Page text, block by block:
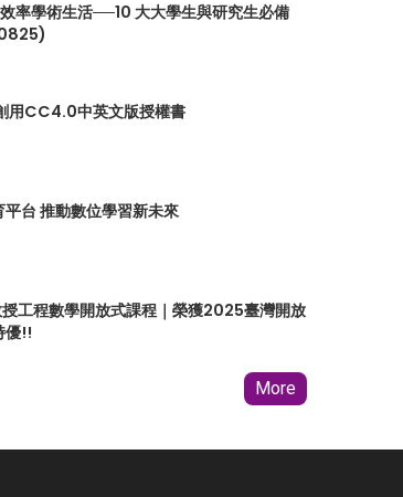
率學術生活──10 大大學生與研究生必備
用CC4.0中英文版授權書
台 推動數位學習新未來
工程數學開放式課程｜榮獲2025臺灣開放
優!!
More